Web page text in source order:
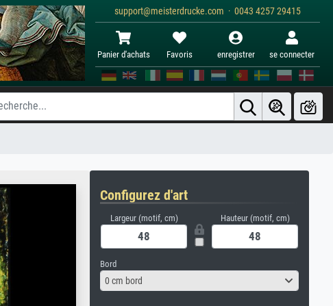
support@meisterdrucke.com · 0043 4257 29415
Panier d'achats Favoris enregistrer se connecter
Configurez d'art
Largeur (motif, cm) Hauteur (motif, cm)
Bord
0 cm bord